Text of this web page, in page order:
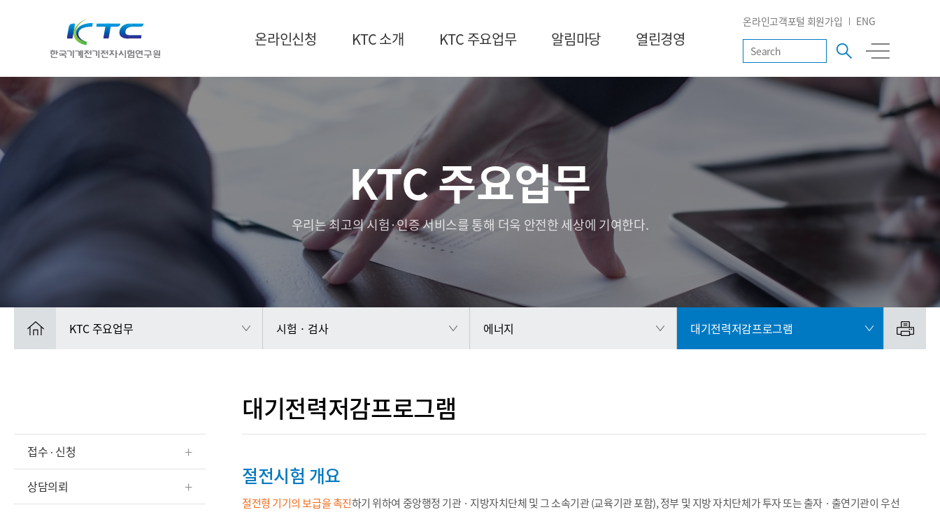
온라인신청 KTC 소개 KTC 주요업무 알림마당 열린경영
온라인고객포털 회원가입 ENG
KTC 주요업무
우리는 최고의 시험·인증 서비스를 통해 더욱 안전한 세상에 기여한다.
KTC 주요업무 시험 · 검사 에너지 대기전력저감프로그램
접수 ∙ 신청
상담의뢰
대기전력저감프로그램
절전시험 개요
절전형 기기의 보급을 촉진하기 위하여 중앙행정 기관 · 지방자치단체 및 그 소속기관 (교육기관 포함), 정부 및 지방 자치단체가 투자 또는 출자 · 출연기관이 우선